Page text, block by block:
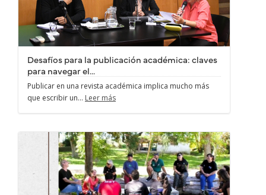
Desafíos para la publicación académica: claves
para navegar el...
Publicar en una revista académica implica mucho más
que escribir un... Leer más